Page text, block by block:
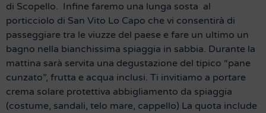
di Scopello. Infine faremo una lunga sosta al
porticciolo di San Vito Lo Capo che vi consentirà di
passeggiare tra le viuzze del paese e fare un ultimo un
bagno nella bianchissima spiaggia in sabbia. Durante la
mattina sarà servita una degustazione del tipico “pane
cunzato”, frutta e acqua inclusi. Ti invitiamo a portare
crema solare protettiva abbigliamento da spiaggia
(costume, sandali, telo mare, cappello) La quota include